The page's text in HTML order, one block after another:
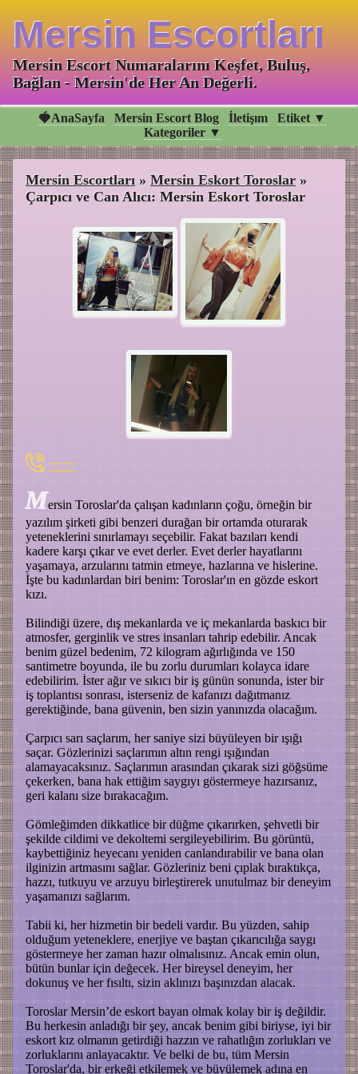
Mersin Escortları
Mersin Escort Numaralarını Keşfet, Buluş,
Bağlan - Mersin'de Her An Değerli.
🍓AnaSayfa Mersin Escort Blog İletişım
Etiket ▼
Kategoriler ▼
Mersin Escortları » Mersin Eskort Toroslar »
Çarpıcı ve Can Alıcı: Mersin Eskort Toroslar
----
Mersin Toroslar'da çalışan kadınların çoğu, örneğin bir
yazılım şirketi gibi benzeri durağan bir ortamda oturarak
yeteneklerini sınırlamayı seçebilir. Fakat bazıları kendi
kadere karşı çıkar ve evet derler. Evet derler hayatlarını
yaşamaya, arzularını tatmin etmeye, hazlarına ve hislerine.
İşte bu kadınlardan biri benim: Toroslar'ın en gözde eskort
kızı.
Bilindiği üzere, dış mekanlarda ve iç mekanlarda baskıcı bir
atmosfer, gerginlik ve stres insanları tahrip edebilir. Ancak
benim güzel bedenim, 72 kilogram ağırlığında ve 150
santimetre boyunda, ile bu zorlu durumları kolayca idare
edebilirim. İster ağır ve sıkıcı bir iş günün sonunda, ister bir
iş toplantısı sonrası, isterseniz de kafanızı dağıtmanız
gerektiğinde, bana güvenin, ben sizin yanınızda olacağım.
Çarpıcı sarı saçlarım, her saniye sizi büyüleyen bir ışığı
saçar. Gözlerinizi saçlarımın altın rengi ışığından
alamayacaksınız. Saçlarımın arasından çıkarak sizi göğsüme
çekerken, bana hak ettiğim saygıyı göstermeye hazırsanız,
geri kalanı size bırakacağım.
Gömleğimden dikkatlice bir düğme çıkarırken, şehvetli bir
şekilde cildimi ve dekoltemi sergileyebilirim. Bu görüntü,
kaybettiğiniz heyecanı yeniden canlandırabilir ve bana olan
ilginizin artmasını sağlar. Gözleriniz beni çıplak bıraktıkça,
hazzı, tutkuyu ve arzuyu birleştirerek unutulmaz bir deneyim
yaşamanızı sağlarım.
Tabii ki, her hizmetin bir bedeli vardır. Bu yüzden, sahip
olduğum yeteneklere, enerjiye ve baştan çıkarıcılığa saygı
göstermeye her zaman hazır olmalısınız. Ancak emin olun,
bütün bunlar için değecek. Her bireysel deneyim, her
dokunuş ve her fısıltı, sizin aklınızı başınızdan alacak.
Toroslar Mersin’de eskort bayan olmak kolay bir iş değildir.
Bu herkesin anladığı bir şey, ancak benim gibi biriyse, iyi bir
eskort kız olmanın getirdiği hazzın ve rahatlığın zorlukları ve
zorluklarını anlayacaktır. Ve belki de bu, tüm Mersin
Toroslar'da, bir erkeği etkilemek ve büyülemek adına en